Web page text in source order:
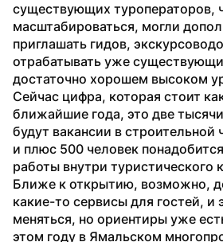
существующих туроператоров,
масштабироваться, могли
приглашать гидов,
отрабатывать уже
достаточно хорошем высоком
Сейчас цифра, которая стоит
ближайшие года, это две
будут вакансии в строительной
и плюс 500 человек
работы внутри туристического
Ближе к открытию, возможно,
какие-то сервисы для гостей, и
меняться, но ориентиры уже
этом году в Ямальском